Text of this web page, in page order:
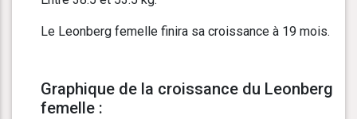
Le Leonberg femelle finira sa croissance à 19 mois.
Graphique de la croissance du Leonberg
femelle :